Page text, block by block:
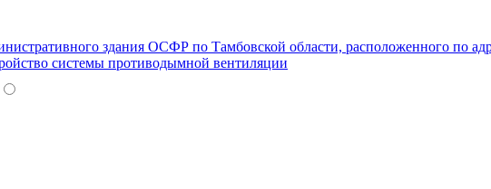
здания ОСФР по Тамбовской области, расположенного по
системы противодымной вентиляции